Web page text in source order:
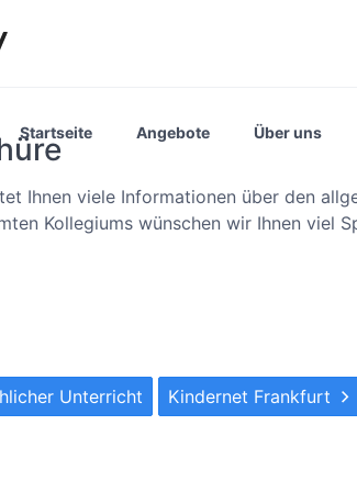
Startseite Angebote Über uns
Ihnen viele Informationen über den
Kollegiums wünschen wir Ihnen viel
Unterricht Kindernet Frankfurt